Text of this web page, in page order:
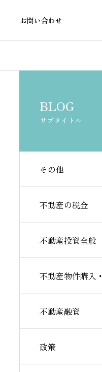
お問い合わせ
フラット35が
ド
BLOG
サブタイトル
その他
不動産の税金
不動産投資全般
不動産物件購入
不動産融資
政策